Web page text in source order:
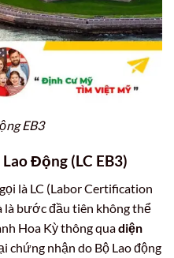
EB3
Động (LC EB3)
là LC (Labor Certification
là bước đầu tiên không thể
Hoa Kỳ thông quadiện
chứng nhận do Bộ Lao động